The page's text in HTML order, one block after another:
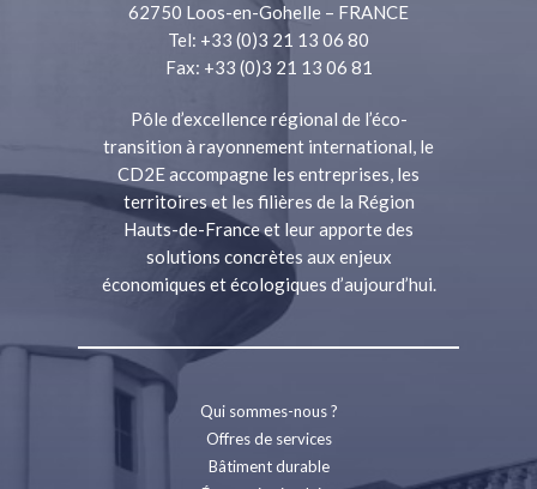
62750 Loos-en-Gohelle – FRANCE
Tel: +33 (0)3 21 13 06 80
Fax: +33 (0)3 21 13 06 81
Pôle d’excellence régional de l’éco-
transition à rayonnement international, le
CD2E accompagne les entreprises, les
territoires et les filières de la Région
Hauts-de-France et leur apporte des
solutions concrètes aux enjeux
économiques et écologiques d’aujourd’hui.
Qui sommes-nous ?
Offres de services
Bâtiment durable